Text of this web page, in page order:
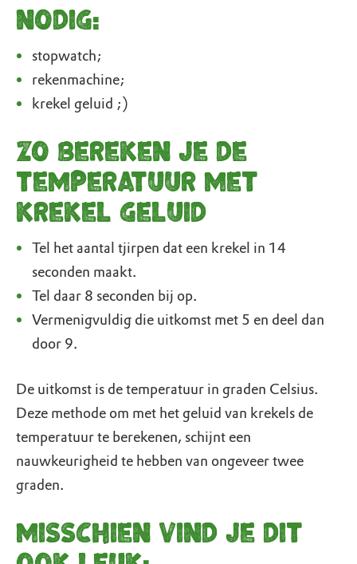
Nodig:
stopwatch;
rekenmachine;
krekel geluid ;)
Zo bereken je de
temperatuur met
krekel geluid
Tel het aantal tjirpen dat een krekel in 14
seconden maakt.
Tel daar 8 seconden bij op.
Vermenigvuldig die uitkomst met 5 en deel dan
door 9.
De uitkomst is de temperatuur in graden Celsius.
Deze methode om met het geluid van krekels de
temperatuur te berekenen, schijnt een
nauwkeurigheid te hebben van ongeveer twee
graden.
Misschien vind je dit